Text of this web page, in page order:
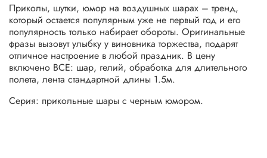
Приколы, шутки, юмор на воздушных шарах – тренд,
который остается популярным уже не первый год и его
популярность только набирает обороты. Оригинальные
фразы вызовут улыбку у виновника торжества, подарят
отличное настроение в любой праздник. В цену
включено ВСЕ: шар, гелий, обработка для длительного
полета, лента стандартной длины 1.5м.
Серия: прикольные шары с черным юмором.